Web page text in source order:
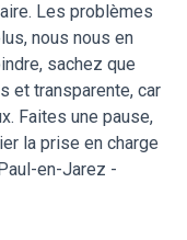
Les problèmes
nous nous en
sachez que
et transparente, car
Faites une pause,
la prise en charge
en-Jarez -